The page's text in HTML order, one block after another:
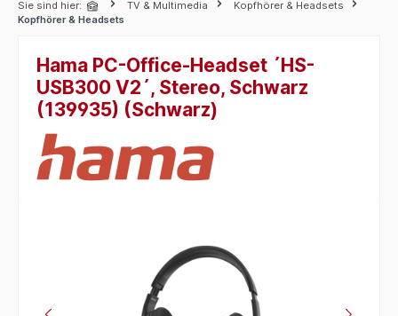
Sie sind hier: TV & Multimedia
Kopfhörer & Headsets
Kopfhörer & Headsets
Hama PC-Office-Headset ´HS-
USB300 V2´, Stereo, Schwarz
(139935) (Schwarz)